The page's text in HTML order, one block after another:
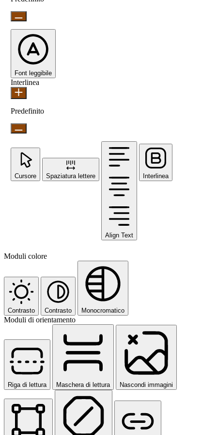
Font leggibile
Interlinea
Predefinito
Cursore Spaziatura lettere
Align Text
Interlinea
Moduli colore
Contrasto Contrasto Monocromatico
Moduli di orientamento
Riga di lettura Maschera di lettura Nascondi immagini